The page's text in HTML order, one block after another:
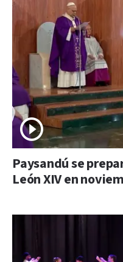
Paysandú se
León XIV en